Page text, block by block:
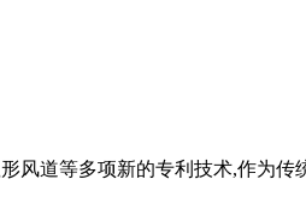
道等多项新的专利技术,作为传